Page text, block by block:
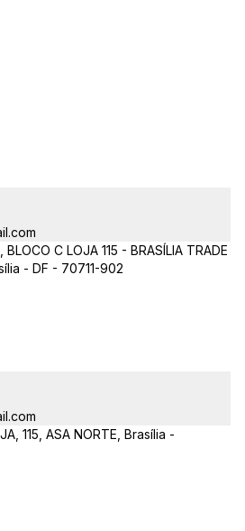
C LOJA 115 - BRASÍLIA TRADE
- DF - 70711-902
115, ASA NORTE, Brasília -